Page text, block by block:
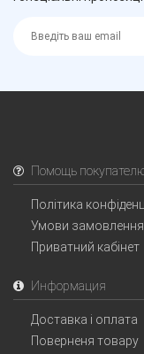
Помощь
Політика
Умови замовлення
Приватний кабінет
Информация
Доставка і оплата
Поверненя товару